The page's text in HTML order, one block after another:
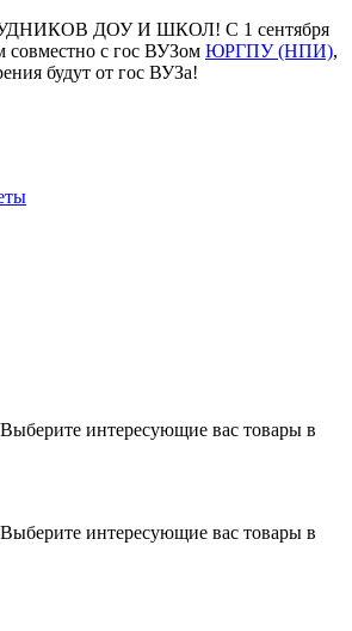
ДОУ И ШКОЛ! С 1 сентября
совместно с гос ВУЗом ЮРГПУ (НПИ),
будут от гос ВУЗа!
интересующие вас товары в
интересующие вас товары в